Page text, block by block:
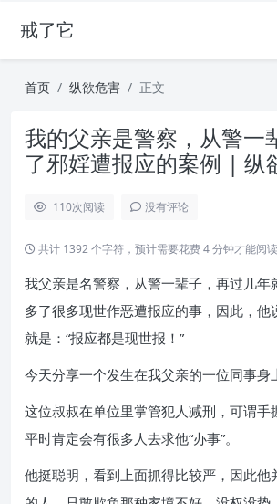
戒了它
首页 纵欲危害 正文
我的父亲是警察，从警一
了邪婬遭报应的案例 | 纵
110次阅读 没有评论
共计 1392 个字符，预计需要花费 4 分钟才能阅读
我父亲是名警察，从警一辈子，再过几年
多了很多现世作恶遭报应的事，因此，他
就是：“报应都是现世报！”
今天分享一个发生在我父亲的一位同事身
这位叔叔在单位里掌管犯人减刑，可谓手
平时肯定会有很多人去求他“办事”。
他挺聪明，看到上面抓得比较严，因此他